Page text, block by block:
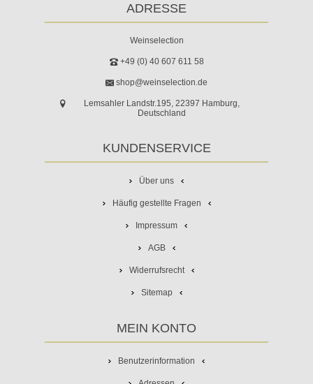
ADRESSE
Weinselection
+49 (0) 40 607 611 58
shop@weinselection.de
Lemsahler Landstr.195, 22397 Hamburg,
Deutschland
KUNDENSERVICE
Über uns
Häufig gestellte Fragen
Impressum
AGB
Widerrufsrecht
Sitemap
MEIN KONTO
Benutzerinformation